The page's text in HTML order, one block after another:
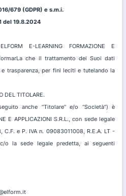
679 (GDPR) e s.m.i.
del 19.8.2024
E-LEARNING FORMAZIONE E
che il trattamento dei Suoi dati
trasparenza, per fini leciti e tutelando la
DEL TITOLARE.
anche “Titolare” e/o “Società”) è
E APPLICAZIONI S.R.L., con sede legale
e P. IVA n. 09083011008, R.E.A. LT -
o la sede legale predetta, ai seguenti